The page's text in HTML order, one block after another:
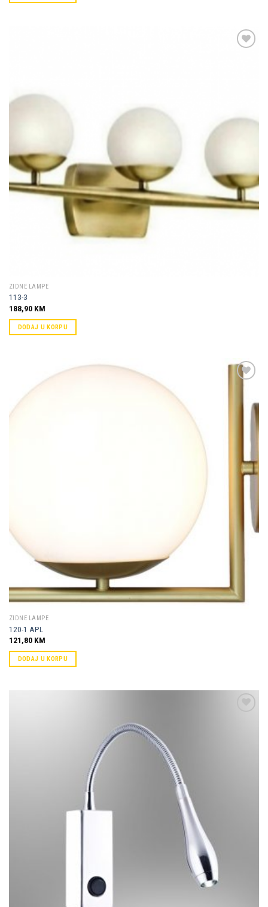
ZIDNE LAMPE
113-3
188,90 KM
DODAJ U KORPU
Dodaj u
ZIDNE LAMPE
120-1 APL
121,80 KM
DODAJ U KORPU